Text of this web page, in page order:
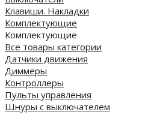
Клавиши. Накладки
Комплектующие
Комплектующие
Все товары категории
Датчики движения
Диммеры
Контроллеры
Пульты управления
Шнуры с выключателем